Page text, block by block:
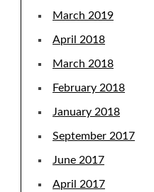
March 2019
April 2018
March 2018
February 2018
January 2018
September 2017
June 2017
April 2017